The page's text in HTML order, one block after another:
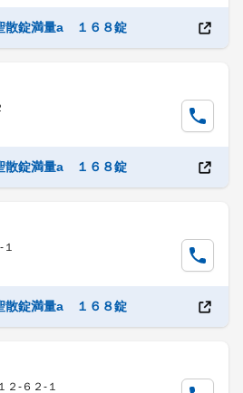
散錠満量a １６８錠
散錠満量a １６８錠
散錠満量a １６８錠
２-６２-１